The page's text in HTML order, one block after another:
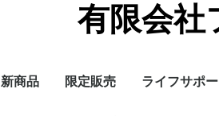
有限会社
新商品 限定販売 ライフサポー